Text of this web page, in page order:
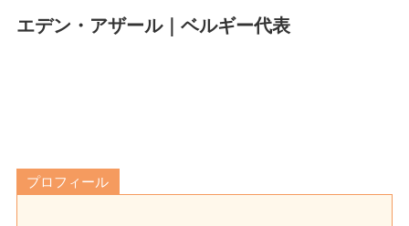
エデン・アザール｜ベルギー代表
プロフィール